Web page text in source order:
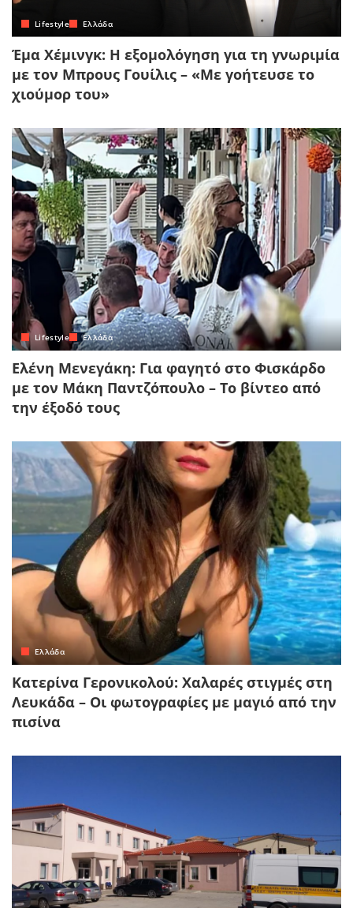
Lifestyle Ελλάδα
Έμα Χέμινγκ: Η εξομολόγηση για τη γνωριμία
με τον Μπρους Γουίλις – «Με γοήτευσε το
χιούμορ του»
Lifestyle Ελλάδα
Ελένη Μενεγάκη: Για φαγητό στο Φισκάρδο
με τον Μάκη Παντζόπουλο – Το βίντεο από
την έξοδό τους
Ελλάδα
Κατερίνα Γερονικολού: Χαλαρές στιγμές στη
Λευκάδα – Οι φωτογραφίες με μαγιό από την
πισίνα